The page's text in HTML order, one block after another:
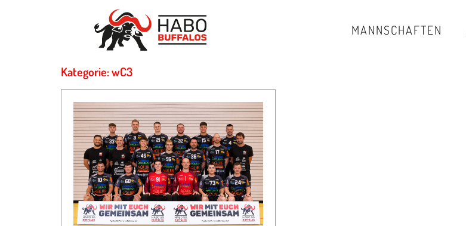
MANNSCHAFTEN
Kategorie: wC3